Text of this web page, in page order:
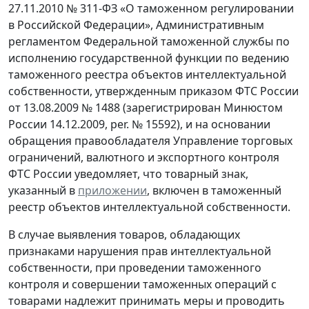
27.11.2010 № 311-ФЗ «О таможенном регулировании
в Российской Федерации», Административным
регламентом Федеральной таможенной службы по
исполнению государственной функции по ведению
таможенного реестра объектов интеллектуальной
собственности, утвержденным приказом ФТС России
от 13.08.2009 № 1488 (зарегистрирован Минюстом
России 14.12.2009, per. № 15592), и на основании
обращения правообладателя Управление торговых
ограничений, валютного и экспортного контроля
ФТС России уведомляет, что товарный знак,
указанный в приложении, включен в таможенный
реестр объектов интеллектуальной собственности.
В случае выявления товаров, обладающих
признаками нарушения прав интеллектуальной
собственности, при проведении таможенного
контроля и совершении таможенных операций с
товарами надлежит принимать меры и проводить